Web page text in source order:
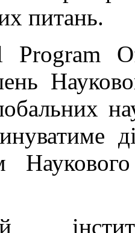
питань.
Program